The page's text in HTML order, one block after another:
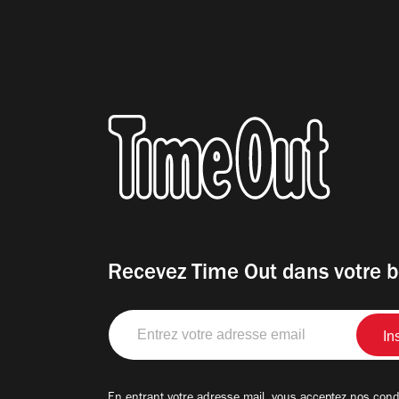
Recevez Time Out dans votre
Entrez
votre
adresse